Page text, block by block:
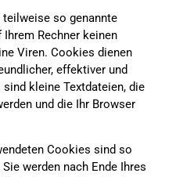
teilweise so genannte
Rechner keinen
Viren. Cookies dienen
effektiver und
kleine Textdateien, die
und die Ihr Browser
Cookies sind so
werden nach Ende Ihres